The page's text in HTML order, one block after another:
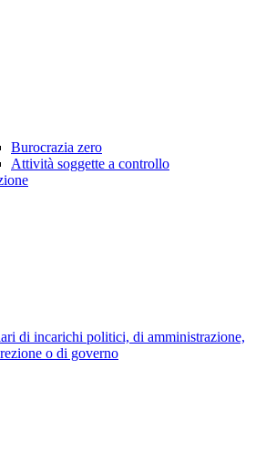
Burocrazia zero
Attività soggette a controllo
di incarichi politici, di amministrazione,
o di governo